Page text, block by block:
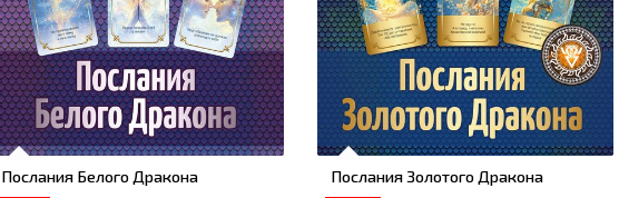
Послания Белого Дракона Послания Золотого Дракона